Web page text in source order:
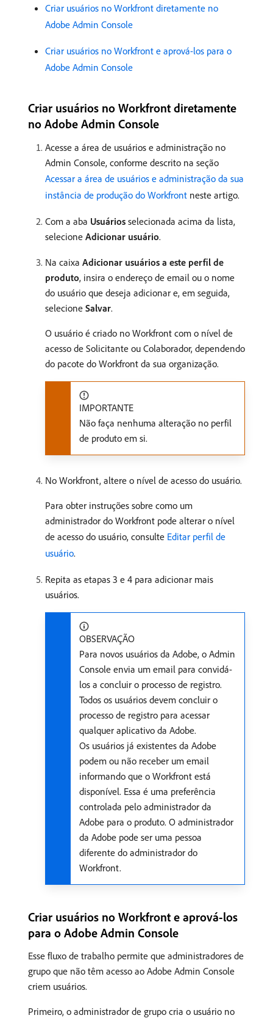
Criar usuários no Workfront diretamente no
Adobe Admin Console
Criar usuários no Workfront e aprová-los para o
Adobe Admin Console
Criar usuários no Workfront diretamente
no Adobe Admin Console
Acesse a área de usuários e administração no
Admin Console, conforme descrito na seção
Acessar a área de usuários e administração da sua
instância de produção do Workfront neste artigo.
Com a aba Usuários selecionada acima da lista,
selecione Adicionar usuário.
Na caixa Adicionar usuários a este perfil de
produto, insira o endereço de email ou o nome
do usuário que deseja adicionar e, em seguida,
selecione Salvar.
O usuário é criado no Workfront com o nível de
acesso de Solicitante ou Colaborador, dependendo
do pacote do Workfront da sua organização.
IMPORTANTE
Não faça nenhuma alteração no perfil
de produto em si.
No Workfront, altere o nível de acesso do usuário.
Para obter instruções sobre como um
administrador do Workfront pode alterar o nível
de acesso do usuário, consulte Editar perfil de
usuário.
Repita as etapas 3 e 4 para adicionar mais
usuários.
OBSERVAÇÃO
Para novos usuários da Adobe, o Admin
Console envia um email para convidá-
los a concluir o processo de registro.
Todos os usuários devem concluir o
processo de registro para acessar
qualquer aplicativo da Adobe.
Os usuários já existentes da Adobe
podem ou não receber um email
informando que o Workfront está
disponível. Essa é uma preferência
controlada pelo administrador da
Adobe para o produto. O administrador
da Adobe pode ser uma pessoa
diferente do administrador do
Workfront.
Criar usuários no Workfront e aprová-los
para o Adobe Admin Console
Esse fluxo de trabalho permite que administradores de
grupo que não têm acesso ao Adobe Admin Console
criem usuários.
Primeiro, o administrador de grupo cria o usuário no